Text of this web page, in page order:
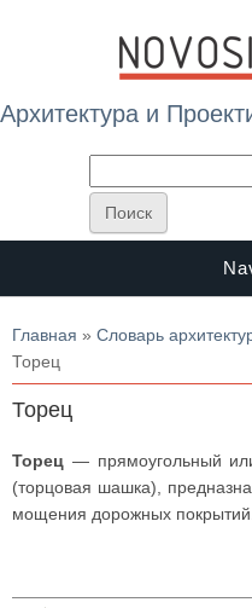
Архитектура и
Вы здесь
Главная » Словарь
Торец
Торец
Торец — прямоугольный
(торцовая шашка),
мощения дорожных покрытий.